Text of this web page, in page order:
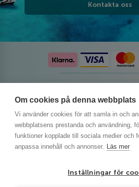
Om cookies på denna webbplats
Vi använder cookies för att samla in och
webbplatsens prestanda och användning,
funktioner kopplade till sociala medier och
anpassa innehåll och annonser. Läs mer
Inställningar för
Kontakta oss